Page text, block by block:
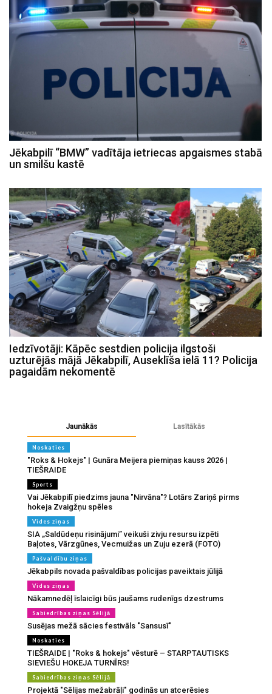
Jēkabpilī “BMW” vadītāja ietriecas apgaismes stabā
un smilšu kastē
Iedzīvotāji: Kāpēc sestdien policija ilgstoši
uzturējās mājā Jēkabpilī, Auseklīša ielā 11? Policija
pagaidām nekomentē
Jaunākās Lasītākās
Noskaties
"Roks & Hokejs" | Gunāra Meijera piemiņas kauss 2026 |
TIEŠRAIDE
Sports
Vai Jēkabpilī piedzims jauna "Nirvāna"? Lotārs Zariņš pirms
hokeja Zvaigžņu spēles
Vides ziņas
SIA „Saldūdeņu risinājumi” veikuši zivju resursu izpēti
Baļotes, Vārzgūnes, Vecmuižas un Zuju ezerā (FOTO)
Pašvaldību ziņas
Jēkabpils novada pašvaldības policijas paveiktais jūlijā
Vides ziņas
Nākamnedēļ īslaicīgi būs jaušams rudenīgs dzestrums
Sabiedrības ziņas Sēlijā
Susējas mežā sācies festivāls "Sansusī"
Noskaties
TIEŠRAIDE | "Roks & hokejs" vēsturē – STARPTAUTISKS
SIEVIEŠU HOKEJA TURNĪRS!
Sabiedrības ziņas Sēlijā
Projektā "Sēlijas mežabrāļi" godinās un atcerēsies